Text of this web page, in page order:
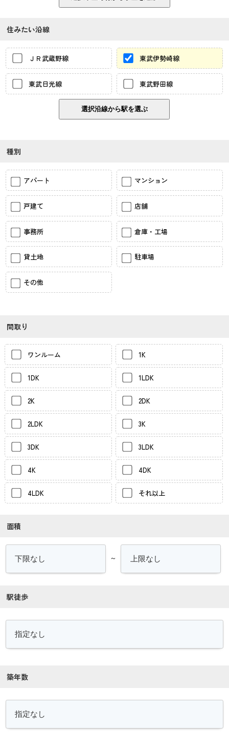
住みたい沿線
ＪＲ武蔵野線 東武伊勢崎線
東武日光線 東武野田線
種別
アパート マンション
戸建て 店舗
事務所 倉庫・工場
貸土地 駐車場
その他
間取り
ワンルーム 1K
1DK 1LDK
2K 2DK
2LDK 3K
3DK 3LDK
4K 4DK
4LDK それ以上
面積
～
駅徒歩
築年数